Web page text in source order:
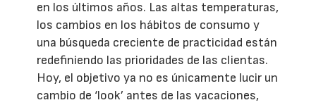
en los últimos años. Las altas temperaturas,
los cambios en los hábitos de consumo y
una búsqueda creciente de practicidad están
redefiniendo las prioridades de las clientas.
Hoy, el objetivo ya no es únicamente lucir un
cambio de ‘look’ antes de las vacaciones,